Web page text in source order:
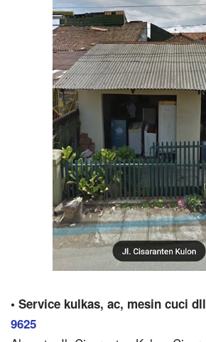
• Service kulkas, ac, mesin cuci
9625